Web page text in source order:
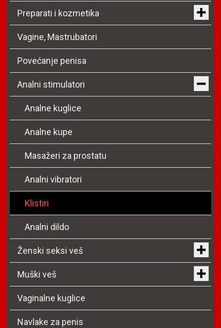
Preparati i kozmetika
Vagine, Mastrubatori
Povećanje penisa
Analni stimulatori
Analne kuglice
Analne kupe
Masažeri za prostatu
Analni vibratori
Klistiri
Analni dildo
Ženski seksi veš
Muški veš
Vaginalne kuglice
Navlake za penis